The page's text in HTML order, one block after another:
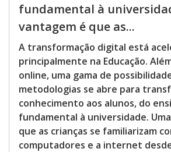
fundamental à
vantagem é que as...
A transformação digital está
principalmente na Educação.
online, uma gama de
metodologias se abre para
conhecimento aos alunos, do
fundamental à universidade.
que as crianças se familiarizam
computadores e a internet